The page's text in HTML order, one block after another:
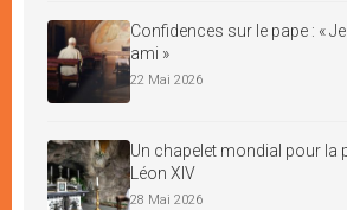
Confidences sur le pape : «
ami »
22 Mai 2026
Un chapelet mondial pour la
Léon XIV
28 Mai 2026